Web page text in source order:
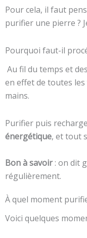
Pour cela, il faut
purifier une pierre ?
Pourquoi faut-il
Au fil du temps et
en effet de toutes
mains.
Purifier puis
énergétique, et tout
Bon à savoir: on dit
régulièrement.
À quel moment
Voici quelques